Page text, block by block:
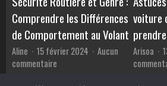
votre
véhicule
Comprendre les Différences
de Comportement au Volant
Aline 15 février 2024
Aucun
commentaire
voir article
voiture
Arisoa
voir